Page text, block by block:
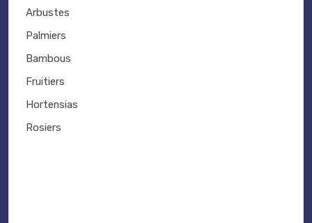
Arbustes
Palmiers
Bambous
Fruitiers
Hortensias
Rosiers